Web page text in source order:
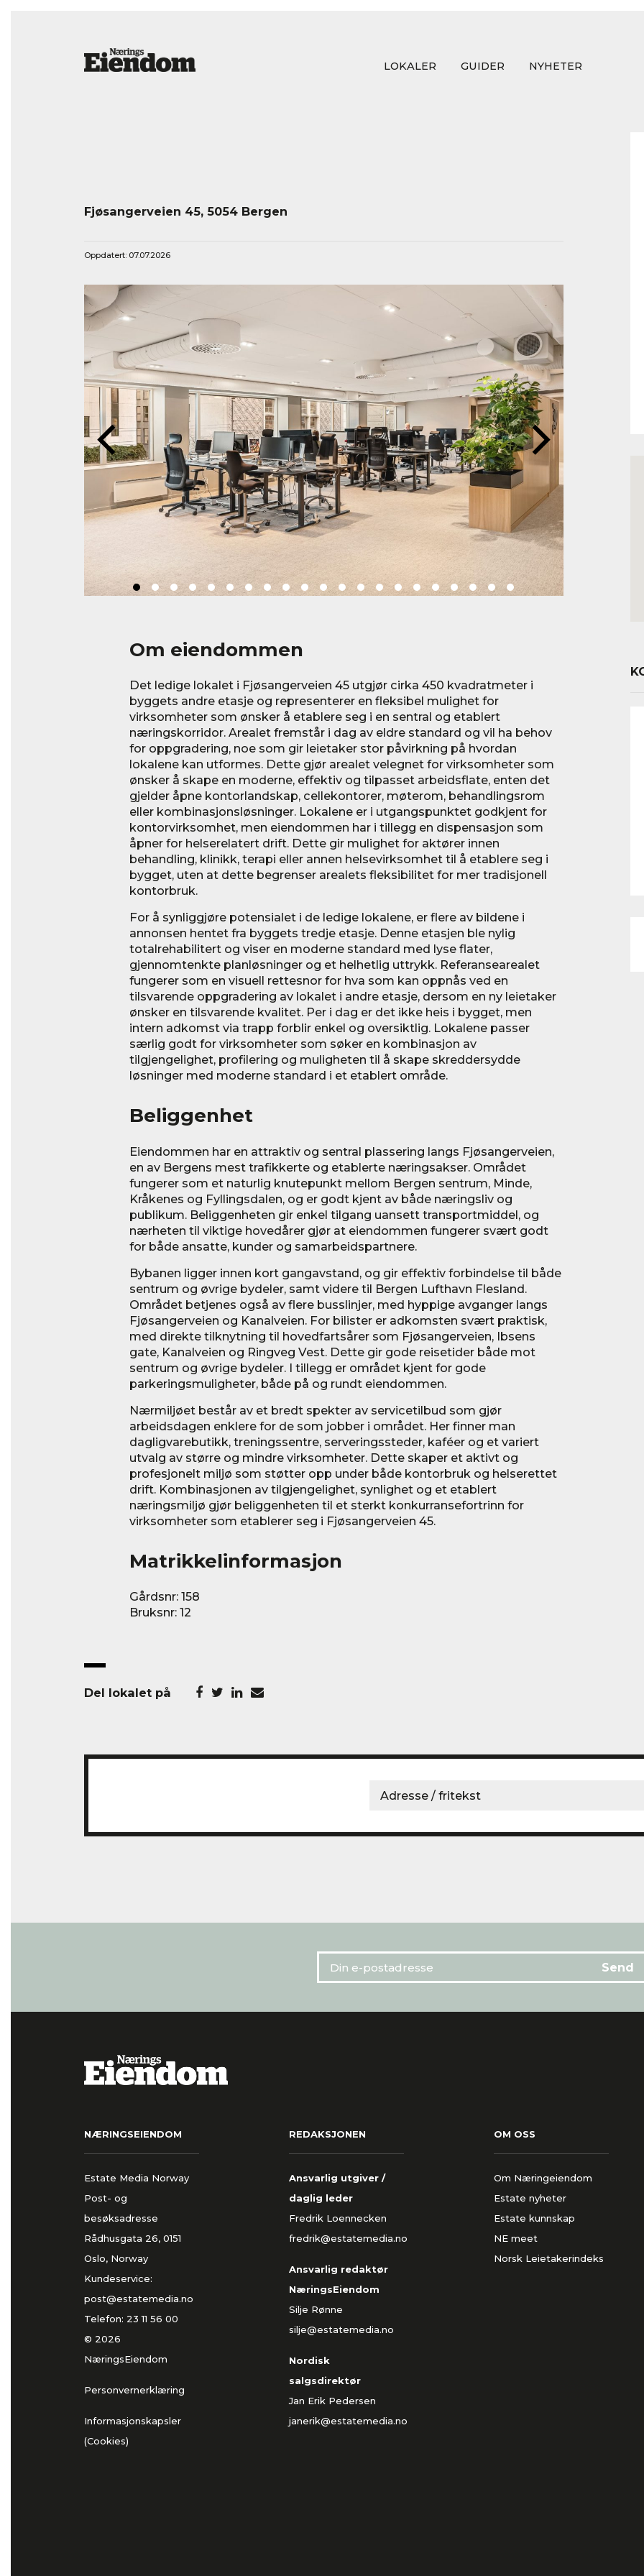
LOKALER GUIDER NYHETER
Fjøsangerveien 45, 5054 Bergen
Oppdatert: 07.07.2026
Om eiendommen
Det ledige lokalet i Fjøsangerveien 45 utgjør cirka 450 kvadratmeter i
byggets andre etasje og representerer en fleksibel mulighet for
virksomheter som ønsker å etablere seg i en sentral og etablert
næringskorridor. Arealet fremstår i dag av eldre standard og vil ha behov
for oppgradering, noe som gir leietaker stor påvirkning på hvordan
lokalene kan utformes. Dette gjør arealet velegnet for virksomheter som
ønsker å skape en moderne, effektiv og tilpasset arbeidsflate, enten det
gjelder åpne kontorlandskap, cellekontorer, møterom, behandlingsrom
eller kombinasjonsløsninger. Lokalene er i utgangspunktet godkjent for
kontorvirksomhet, men eiendommen har i tillegg en dispensasjon som
åpner for helserelatert drift. Dette gir mulighet for aktører innen
behandling, klinikk, terapi eller annen helsevirksomhet til å etablere seg i
bygget, uten at dette begrenser arealets fleksibilitet for mer tradisjonell
kontorbruk.
For å synliggjøre potensialet i de ledige lokalene, er flere av bildene i
annonsen hentet fra byggets tredje etasje. Denne etasjen ble nylig
totalrehabilitert og viser en moderne standard med lyse flater,
gjennomtenkte planløsninger og et helhetlig uttrykk. Referansearealet
fungerer som en visuell rettesnor for hva som kan oppnås ved en
tilsvarende oppgradering av lokalet i andre etasje, dersom en ny leietaker
ønsker en tilsvarende kvalitet. Per i dag er det ikke heis i bygget, men
intern adkomst via trapp forblir enkel og oversiktlig. Lokalene passer
særlig godt for virksomheter som søker en kombinasjon av
tilgjengelighet, profilering og muligheten til å skape skreddersydde
løsninger med moderne standard i et etablert område.
Beliggenhet
Eiendommen har en attraktiv og sentral plassering langs Fjøsangerveien,
en av Bergens mest trafikkerte og etablerte næringsakser. Området
fungerer som et naturlig knutepunkt mellom Bergen sentrum, Minde,
Kråkenes og Fyllingsdalen, og er godt kjent av både næringsliv og
publikum. Beliggenheten gir enkel tilgang uansett transportmiddel, og
nærheten til viktige hovedårer gjør at eiendommen fungerer svært godt
for både ansatte, kunder og samarbeidspartnere.
Bybanen ligger innen kort gangavstand, og gir effektiv forbindelse til både
sentrum og øvrige bydeler, samt videre til Bergen Lufthavn Flesland.
Området betjenes også av flere busslinjer, med hyppige avganger langs
Fjøsangerveien og Kanalveien. For bilister er adkomsten svært praktisk,
med direkte tilknytning til hovedfartsårer som Fjøsangerveien, Ibsens
gate, Kanalveien og Ringveg Vest. Dette gir gode reisetider både mot
sentrum og øvrige bydeler. I tillegg er området kjent for gode
parkeringsmuligheter, både på og rundt eiendommen.
Nærmiljøet består av et bredt spekter av servicetilbud som gjør
arbeidsdagen enklere for de som jobber i området. Her finner man
dagligvarebutikk, treningssentre, serveringssteder, kaféer og et variert
utvalg av større og mindre virksomheter. Dette skaper et aktivt og
profesjonelt miljø som støtter opp under både kontorbruk og helserettet
drift. Kombinasjonen av tilgjengelighet, synlighet og et etablert
næringsmiljø gjør beliggenheten til et sterkt konkurransefortrinn for
virksomheter som etablerer seg i Fjøsangerveien 45.
Matrikkelinformasjon
Gårdsnr: 158
Bruksnr: 12
Del lokalet på
NÆRINGSEIENDOM
Estate Media Norway
Post- og
besøksadresse
Rådhusgata 26, 0151
Oslo, Norway
Kundeservice:
post@estatemedia.no
Telefon: 23 11 56 00
© 2026
NæringsEiendom
Personvernerklæring
Informasjonskapsler
(Cookies)
REDAKSJONEN
Ansvarlig utgiver /
daglig leder
Fredrik Loennecken
fredrik@estatemedia.no
Ansvarlig redaktør
NæringsEiendom
Silje Rønne
silje@estatemedia.no
Nordisk
salgsdirektør
Jan Erik Pedersen
janerik@estatemedia.no
OM OSS
Om Næringeiendom
Estate nyheter
Estate kunnskap
NE meet
Norsk Leietakerindeks